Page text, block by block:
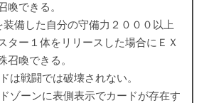
喚できる。
装備した自分の守備力２０００以上
ター１体をリリースした場合にＥＸ
召喚できる。
は戦闘では破壊されない。
ゾーンに表側表示でカードが存在す